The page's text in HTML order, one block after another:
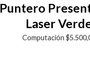
Puntero
Laser
Computación $